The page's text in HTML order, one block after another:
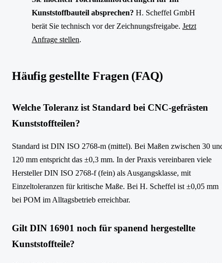
Kunststoffbauteil absprechen? H. Scheffel GmbH
berät Sie technisch vor der Zeichnungsfreigabe. Jetzt
Anfrage stellen.
Häufig gestellte Fragen (FAQ)
Welche Toleranz ist Standard bei CNC-gefrästen
Kunststoffteilen?
Standard ist DIN ISO 2768-m (mittel). Bei Maßen zwischen 30
120 mm entspricht das ±0,3 mm. In der Praxis vereinbaren viele
Hersteller DIN ISO 2768-f (fein) als Ausgangsklasse, mit
Einzeltoleranzen für kritische Maße. Bei H. Scheffel ist ±0,05 mm
bei POM im Alltagsbetrieb erreichbar.
Gilt DIN 16901 noch für spanend hergestellte
Kunststoffteile?